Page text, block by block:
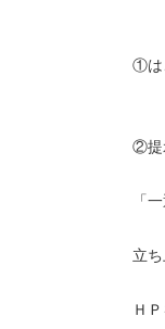
①は
②提
「
立
Ｈ